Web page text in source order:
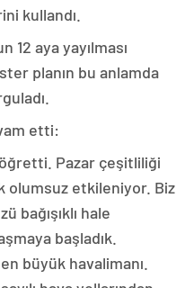
kullandı.
12 aya yayılması
planın bu anlamda
etti:
Pazar çeşitliliği
olumsuz etkileniyor. Biz
bağışıklı hale
başladık.
büyük havalimanı.